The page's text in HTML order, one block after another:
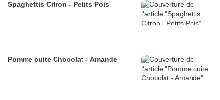
Spaghettis Citron - Petits Pois
Pomme cuite Chocolat - Amande